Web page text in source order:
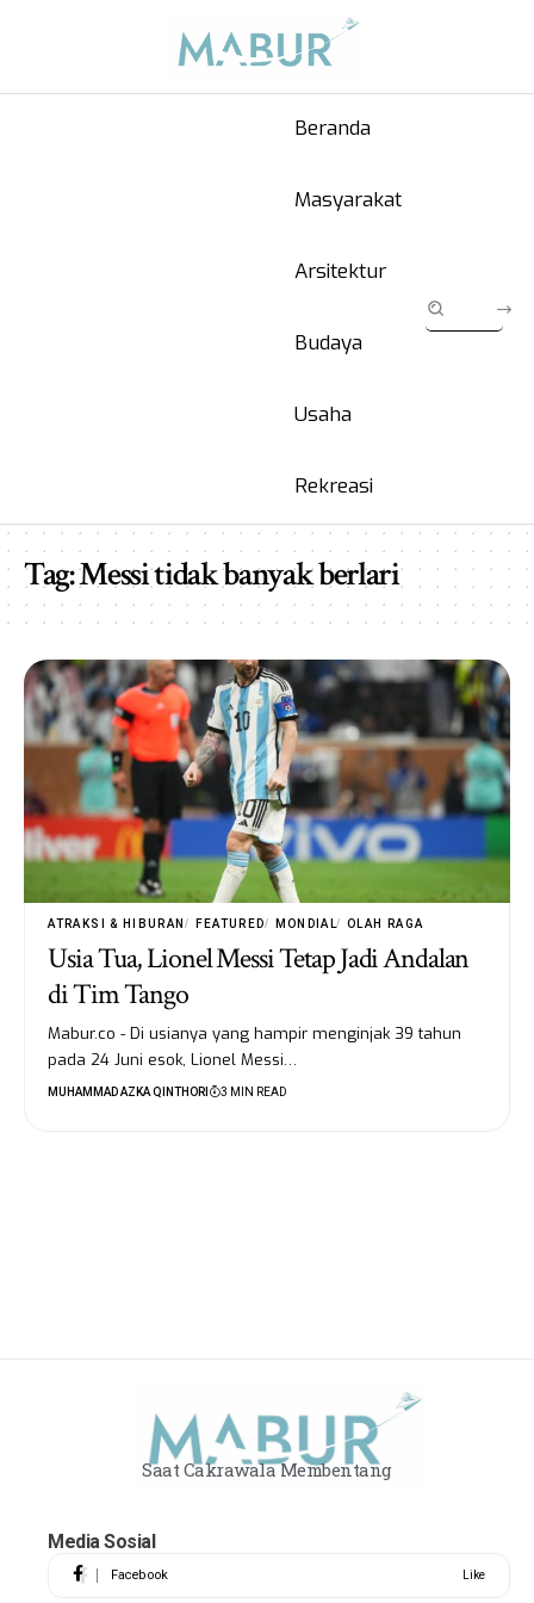
Beranda
Masyarakat
Arsitektur
Budaya
Usaha
Rekreasi
Tag:Messi tidak banyak berlari
ATRAKSI & HIBURAN FEATURED MONDIAL OLAH RAGA
Usia Tua, Lionel Messi Tetap Jadi Andalan
di Tim Tango
Mabur.co - Di usianya yang hampir menginjak 39 tahun
pada 24 Juni esok, Lionel Messi…
MUHAMMAD AZKA QINTHORI 3 MIN READ
Saat Cakrawala Membentang
Media Sosial
Facebook Like